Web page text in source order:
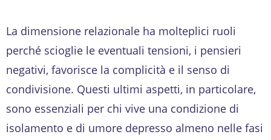
La dimensione relazionale ha molteplici ruoli
perché scioglie le eventuali tensioni, i pensieri
negativi, favorisce la complicità e il senso di
condivisione. Questi ultimi aspetti, in particolare,
sono essenziali per chi vive una condizione di
isolamento e di umore depresso almeno nelle fasi